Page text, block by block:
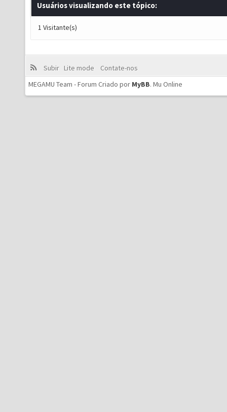
Usuários visualizando este tópico:
1 Visitante(s)
Subir Lite mode
Contate-nos
MEGAMU Team - Forum Criado por MyBB. Mu Online